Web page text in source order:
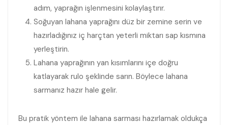
adım, yaprağın işlenmesini kolaylaştırır.
Soğuyan lahana yaprağını düz bir zemine serin ve
hazırladığınız iç harçtan yeterli miktarı sap kısmına
yerleştirin.
Lahana yaprağının yan kısımlarını içe doğru
katlayarak rulo şeklinde sarın. Böylece lahana
sarmanız hazır hale gelir.
Bu pratik yöntem ile lahana sarması hazırlamak oldukça